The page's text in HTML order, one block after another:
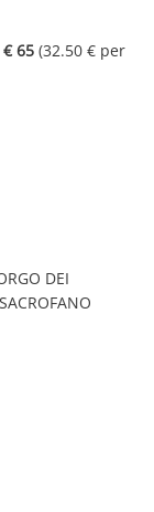
€ 65 (32.50 € per